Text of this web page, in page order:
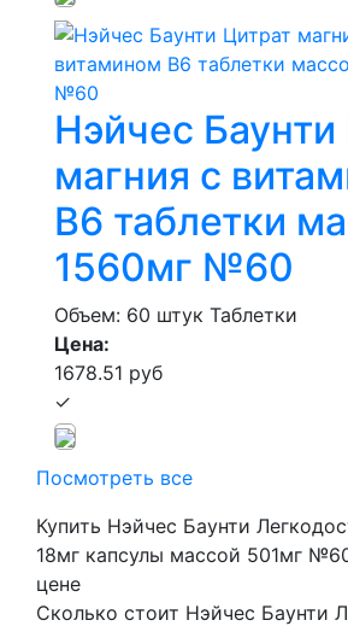
Нэйчес
магния с
В6 таблетки
1560мг №60
Объем: 60 штук Таблетки
Цена:
1678.51 руб
✓
Посмотреть все
Купить Нэйчес Баунти
18мг капсулы массой 501мг
цене
Сколько стоит Нэйчес Баунти